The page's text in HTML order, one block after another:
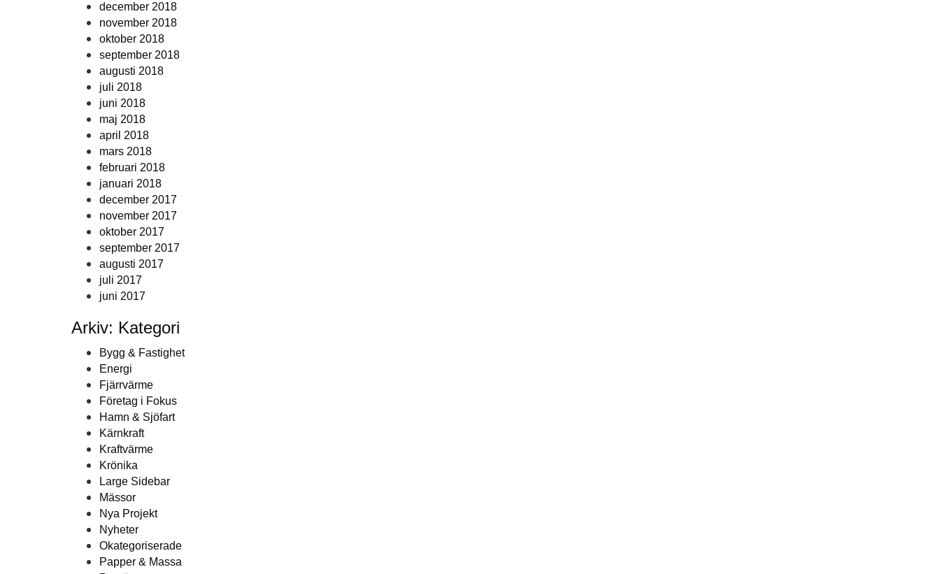
december 2018
november 2018
oktober 2018
september 2018
augusti 2018
juli 2018
juni 2018
maj 2018
april 2018
mars 2018
februari 2018
januari 2018
december 2017
november 2017
oktober 2017
september 2017
augusti 2017
juli 2017
juni 2017
Arkiv: Kategori
Bygg & Fastighet
Energi
Fjärrvärme
Företag i Fokus
Hamn & Sjöfart
Kärnkraft
Kraftvärme
Krönika
Large Sidebar
Mässor
Nya Projekt
Nyheter
Okategoriserade
Papper & Massa